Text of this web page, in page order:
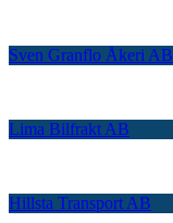
Sven Granflo Åkeri AB
Lima Bilfrakt AB
Hillsta Transport AB